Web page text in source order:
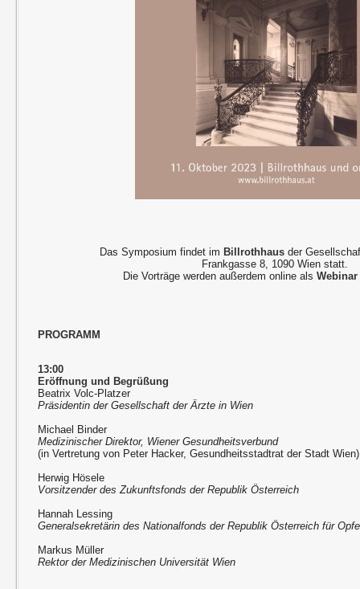
Das Symposium findet im Billrothhaus der
Frankgasse 8, 1090 Wien statt.
Die Vorträge werden außerdem online alsWebinar
PROGRAMM
13:00
Eröffnung und Begrüßung
Beatrix Volc-Platzer
Präsidentin der Gesellschaft der Ärzte in Wien
Michael Binder
Medizinischer Direktor, Wiener Gesundheitsverbund
(in Vertretung von Peter Hacker, Gesundheitsstadtrat der Stadt Wien)
Herwig Hösele
Vorsitzender des Zukunftsfonds der Republik Österreich
Hannah Lessing
Generalsekretärin des Nationalfonds der Republik Österreich für
Markus Müller
Rektor der Medizinischen Universität Wien